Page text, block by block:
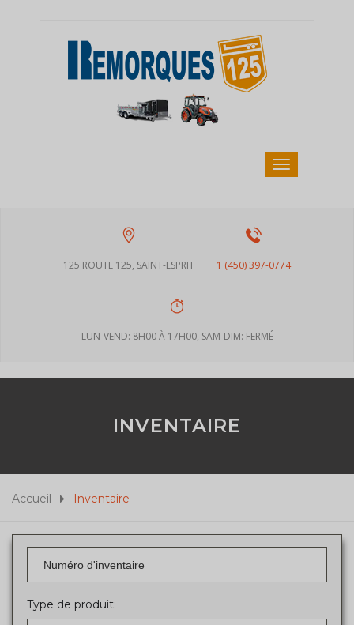
125 ROUTE 125, SAINT-ESPRIT 1 (450) 397-0774
LUN-VEND: 8H00 À 17H00, SAM-DIM: FERMÉ
INVENTAIRE
Accueil Inventaire
Type de produit: